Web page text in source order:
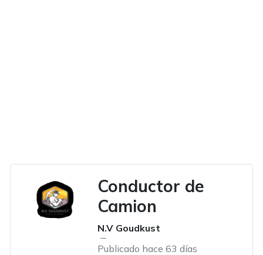
Conductor de
Camion
N.V Goudkust
Publicado hace 63 días